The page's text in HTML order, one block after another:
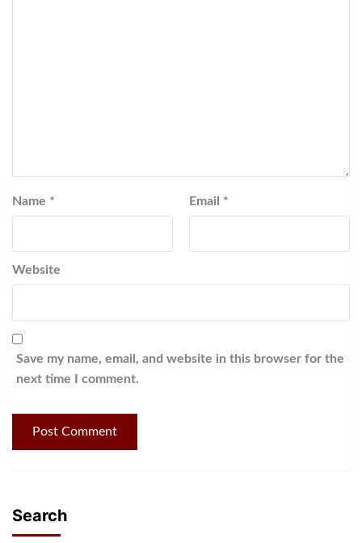
Name * Email *
Website
Save my name, email, and website in this browser for the
next time I comment.
Search